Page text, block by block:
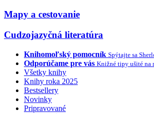
Mapy a cestovanie
Cudzojazyčná literatúra
Knihomoľský pomocník Spýtajte sa
Odporúčame pre vás Knižné tipy ušité na
Všetky knihy
Knihy roka 2025
Bestsellery
Novinky
Pripravované